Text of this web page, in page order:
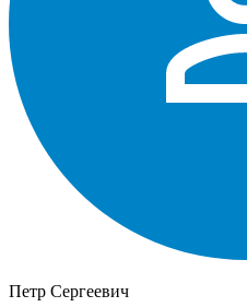
Петр Сергеевич